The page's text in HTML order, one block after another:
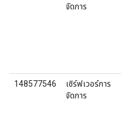
จัดการ
148577546
เซิร์ฟเวอร์การ
จัดการ